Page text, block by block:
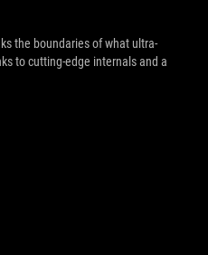
the boundaries of what ultra-
to cutting-edge internals and a